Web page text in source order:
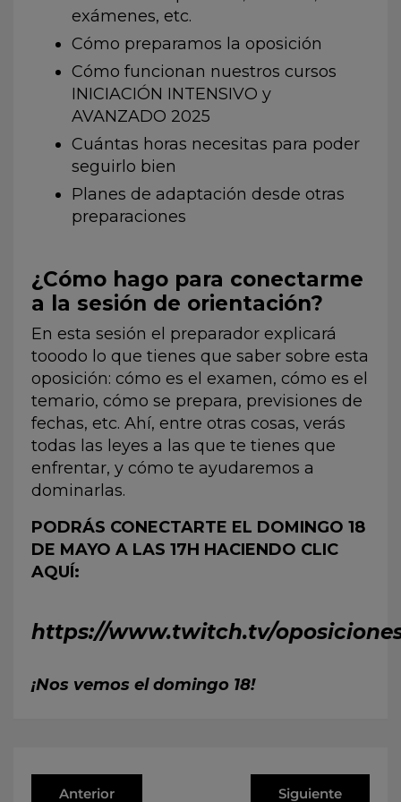
exámenes, etc.
Cómo preparamos la oposición
Cómo funcionan nuestros cursos
INICIACIÓN INTENSIVO y
AVANZADO 2025
Cuántas horas necesitas para poder
seguirlo bien
Planes de adaptación desde otras
preparaciones
¿Cómo hago para conectarme
a la sesión de orientación?
En esta sesión el preparador explicará
tooodo lo que tienes que saber sobre esta
oposición: cómo es el examen, cómo es el
temario, cómo se prepara, previsiones de
fechas, etc. Ahí, entre otras cosas, verás
todas las leyes a las que te tienes que
enfrentar, y cómo te ayudaremos a
dominarlas.
PODRÁS CONECTARTE EL DOMINGO 18
DE MAYO A LAS 17H HACIENDO CLIC
AQUÍ:
https://www.twitch.tv/
¡Nos vemos el domingo 18!
Anterior Siguiente